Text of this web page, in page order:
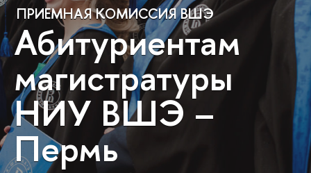
ПРИЕМНАЯ КОМИССИЯ ВШЭ
Абитуриентам
магистратуры
НИУ ВШЭ –
Пермь